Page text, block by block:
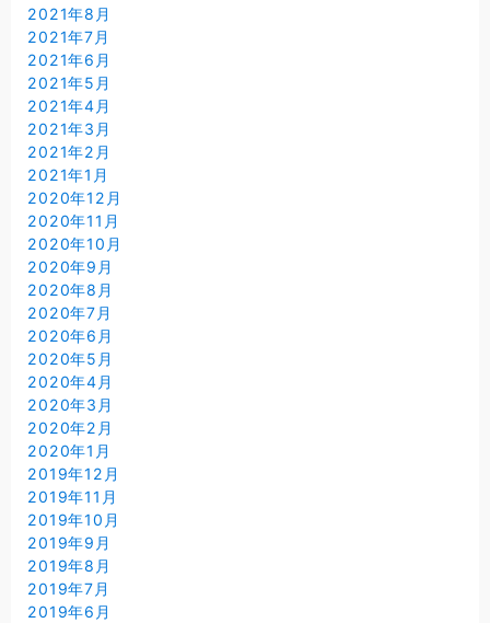
2021年8月
2021年7月
2021年6月
2021年5月
2021年4月
2021年3月
2021年2月
2021年1月
2020年12月
2020年11月
2020年10月
2020年9月
2020年8月
2020年7月
2020年6月
2020年5月
2020年4月
2020年3月
2020年2月
2020年1月
2019年12月
2019年11月
2019年10月
2019年9月
2019年8月
2019年7月
2019年6月